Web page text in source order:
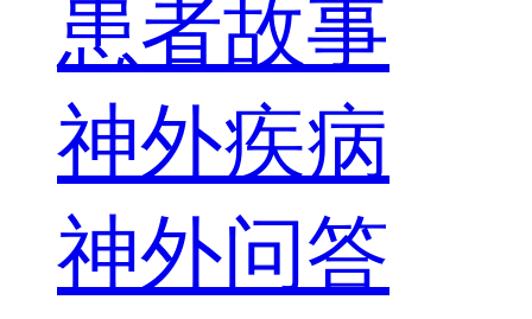
患者故事
神外疾病
神外问答